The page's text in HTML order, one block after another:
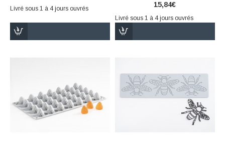
Livré sous 1 à 4 jours ouvrés 15,84€
Livré sous 1 à 4 jours ouvrés